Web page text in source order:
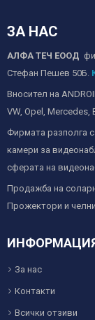
ЗА НАС
АЛФА ТЕЧ ЕООД
Стефан Пешев 50Б.
Вносител на
VW, Opel, Mercedes,
Фирмата разполга
камери за
сферата на
Продажба на
Прожектори и
За нас
Контакти
Всички отзиви